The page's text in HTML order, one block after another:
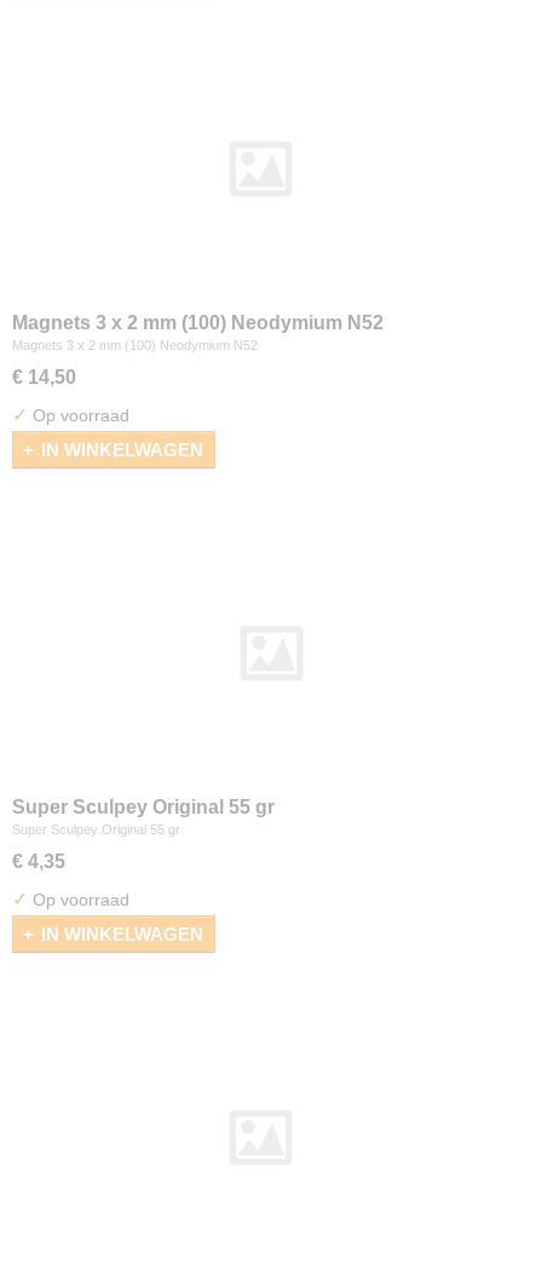
Magnets 3 x 2 mm (100) Neodymium N52
Magnets 3 x 2 mm (100) Neodymium N52
€ 14,50
✓ Op voorraad
IN WINKELWAGEN
Super Sculpey Original 55 gr
Super Sculpey Original 55 gr
€ 4,35
✓ Op voorraad
IN WINKELWAGEN